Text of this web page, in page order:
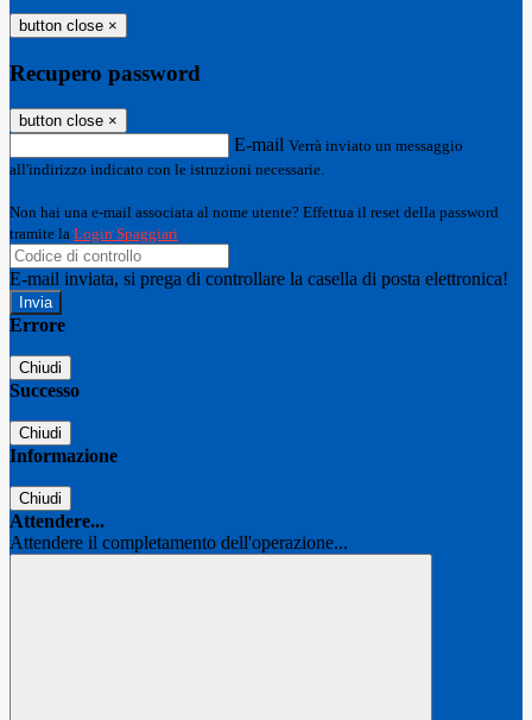
button close ×
Recupero password
button close ×
E-mail Verrà inviato un messaggio
all'indirizzo indicato con le istruzioni necessarie.
Non hai una e-mail associata al nome utente? Effettua il reset della password
tramite la Login Spaggiari
E-mail inviata, si prega di controllare la casella di posta elettronica!
Errore
Chiudi
Successo
Chiudi
Informazione
Chiudi
Attendere...
Attendere il completamento dell'operazione...